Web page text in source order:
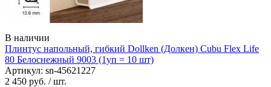
В наличии
Плинтус напольный, гибкий Dollken (Долкен) Cubu Flex Life
80 Белоснежный 9003 (1уп = 10 шт)
Артикул: sn-45621227
2 450 руб. / шт.